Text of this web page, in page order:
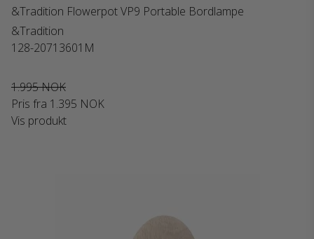
&Tradition Flowerpot VP9 Portable Bordlampe
&Tradition
128-20713601M
1.995 NOK
Pris fra 1.395 NOK
Vis produkt